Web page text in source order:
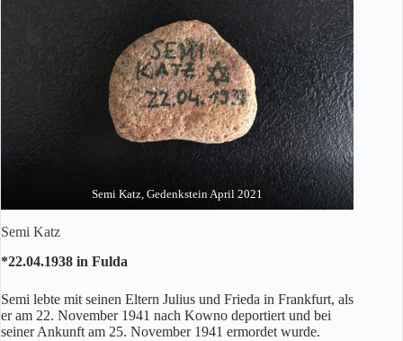
Semi Katz, Gedenkstein April 2021
Semi Katz
*22.04.1938 in Fulda
Semi lebte mit seinen Eltern Julius und Frieda in Frankfurt, als
er am 22. November 1941 nach Kowno deportiert und bei
seiner Ankunft am 25. November 1941 ermordet wurde.